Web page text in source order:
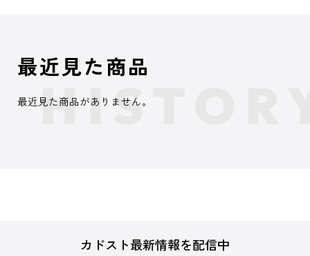
最近見た商品
最近見た商品がありません。
カドスト最新情報を配信中